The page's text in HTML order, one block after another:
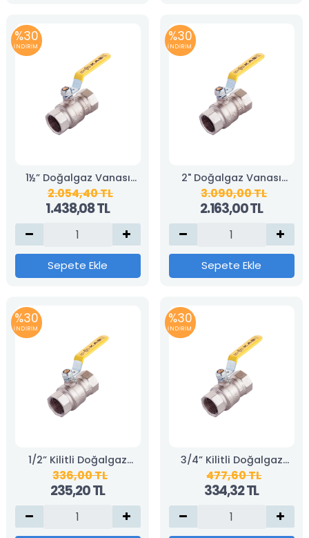
%30
İNDİRİM
1½” Doğalgaz Vanası
(KAS)
2.054,40 TL
1.438,08 TL
Sepete Ekle
%30
İNDİRİM
2" Doğalgaz Vanası
(KAS)
3.090,00 TL
2.163,00 TL
Sepete Ekle
%30
İNDİRİM
1/2” Kilitli Doğalgaz
Vanası (KAS)
336,00 TL
235,20 TL
%30
İNDİRİM
3/4” Kilitli Doğalgaz
Vanası (KAS)
477,60 TL
334,32 TL